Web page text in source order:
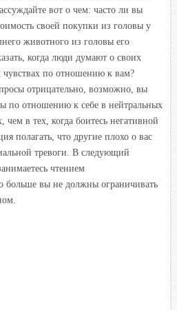
вот о чем: часто ли вы
своей покупки из головы у
животного из головы его
когда люди думают о своих
по отношению к вам?
отрицательно, возможно, вы
по отношению к себе в нейтральных
в тех, когда боитесь негативной
полагать, что другие плохо о вас
тревоги. В следующий
чтением
больше вы не должны ограничивать